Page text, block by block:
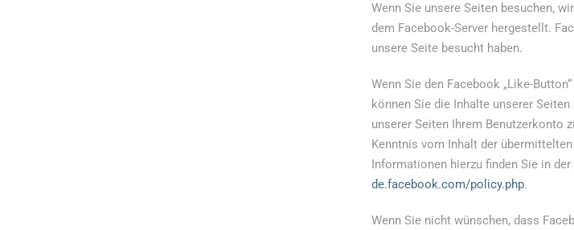
Wenn Sie unsere Seiten besuchen,
dem Facebook-Server hergestellt.
unsere Seite besucht haben.
Wenn Sie den Facebook „Like-
können Sie die Inhalte unserer
unserer Seiten Ihrem Benutzerkonto
Kenntnis vom Inhalt der
Informationen hierzu finden Sie in
de.facebook.com/policy.php.
Wenn Sie nicht wünschen, dass